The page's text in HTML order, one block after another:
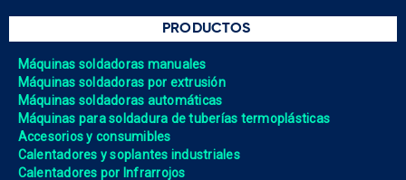
PRODUCTOS
Máquinas soldadoras manuales
Máquinas soldadoras por extrusión
Máquinas soldadoras automáticas
Máquinas para soldadura de tuberías termoplásticas
Accesorios y consumibles
Calentadores y soplantes industriales
Calentadores por Infrarrojos